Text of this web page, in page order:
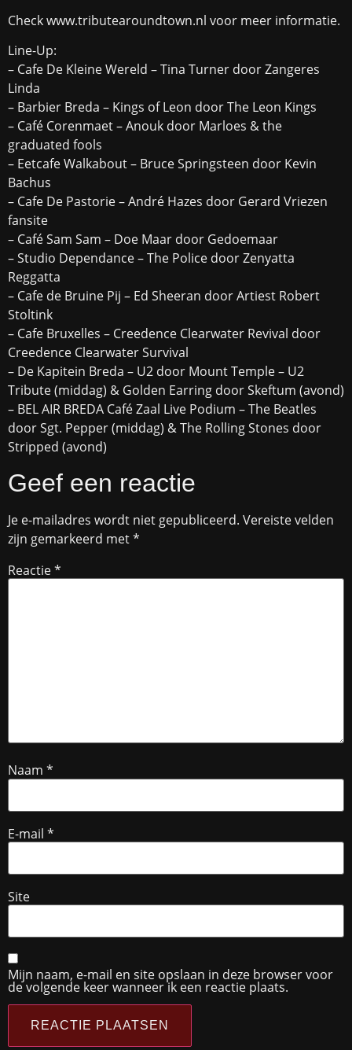
Check www.tributearoundtown.nl voor meer informatie.
Line-Up:
– Cafe De Kleine Wereld – Tina Turner door Zangeres
Linda
– Barbier Breda – Kings of Leon door The Leon Kings
– Café Corenmaet – Anouk door Marloes & the
graduated fools
– Eetcafe Walkabout – Bruce Springsteen door Kevin
Bachus
– Cafe De Pastorie – André Hazes door Gerard Vriezen
fansite
– Café Sam Sam – Doe Maar door Gedoemaar
– Studio Dependance – The Police door Zenyatta
Reggatta
– Cafe de Bruine Pij – Ed Sheeran door Artiest Robert
Stoltink
– Cafe Bruxelles – Creedence Clearwater Revival door
Creedence Clearwater Survival
– De Kapitein Breda – U2 door Mount Temple – U2
Tribute (middag) & Golden Earring door Skeftum (avond)
– BEL AIR BREDA Café Zaal Live Podium – The Beatles
door Sgt. Pepper (middag) & The Rolling Stones door
Stripped (avond)
Geef een reactie
Je e-mailadres wordt niet gepubliceerd. Vereiste velden
zijn gemarkeerd met*
Reactie*
Naam *
E-mail *
Site
Mijn naam, e-mail en site opslaan in deze browser voor
de volgende keer wanneer ik een reactie plaats.